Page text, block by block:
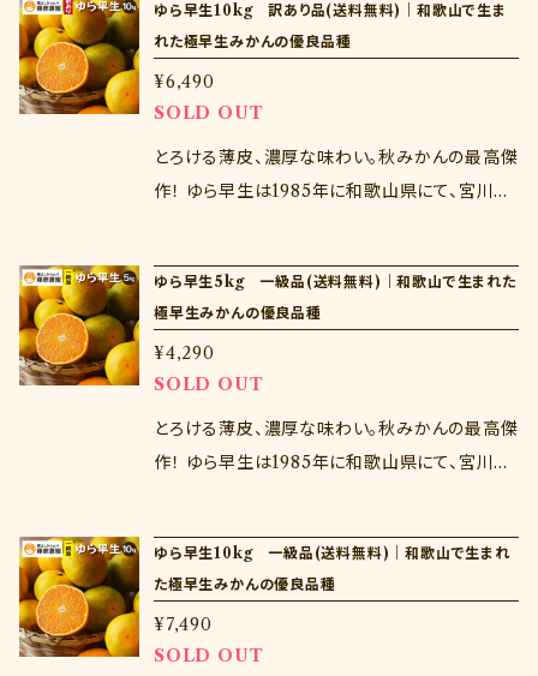
ろん水分が飛んでいるだけなのでそのまま食べ
ても問題はございません。 生ものであるためお
届け日の指定はできません。 商品到着後はすぐ
に開封し、中身を確認ください。商品到着から３
日以上経過した商品の交換は致しかねます。
が薄いのが特徴。従来の秋みかんのイメージを
覆す、今、注目の品種です。 ※注意点※ 当商品
は訳あり品であるため、風傷等のみかんも入り
ますが、品質に問題はございません。 生ものであ
るためお届け日の指定はできません。 商品到着
後はすぐに開封し、中身を確認ください。商品到
ゆら早生10kg 訳あり品(送料無料)｜和歌山で生ま
れた極早生みかんの優良品種
¥6,490
SOLD OUT
とろける薄皮、濃厚な味わい。秋みかんの最高傑
作！ ゆら早生は1985年に和歌山県にて、宮川早
が薄いのが特徴。従来の秋みかんのイメージを
覆す、今、注目の品種です。 ※注意点※ 当商品
は訳あり品であるため、風傷等のみかんも入り
ますが、品質に問題はございません。 生ものであ
るためお届け日の指定はできません。 商品到着
後はすぐに開封し、中身を確認ください。商品到
ゆら早生5kg 一級品(送料無料)｜和歌山で生まれた
極早生みかんの優良品種
¥4,290
SOLD OUT
とろける薄皮、濃厚な味わい。秋みかんの最高傑
作！ ゆら早生は1985年に和歌山県にて、宮川早
が薄いのが特徴。従来の秋みかんのイメージを
覆す、今、注目の品種です。 ※注意点※ 商品到
着後はすぐに開封し、中身を確認ください。商品
到着から３日以上経過した商品の交換は致しか
ゆら早生10kg 一級品(送料無料)｜和歌山で生まれ
た極早生みかんの優良品種
¥7,490
SOLD OUT